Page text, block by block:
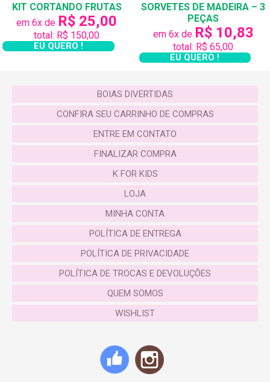
que você transforme o quarto do seu filho/filha em
um espaço de brincar…
Veja a seguir a importância dos brinquedos
A criançada vai amar ter dentro do quarto um
precisar ter muito espaço para isso! Nossos
produtos cabem e podem ser levados para
Com os brinquedos educativos de madeira da
KforYou você vai ficar tranquila enquanto faz as
coisas em casa e seu filho brinca! Sem falar que
pequeno (a)! Tenha os melhores momentos de
diversão e aprendizagem com seus filhos na
ESPECIFICAÇÕES
KIT CORTANDO FRUTAS
em 6x de R$ 25,00
total: R$ 150,00
EU QUERO !
SORVETES DE MADEIRA – 3
PEÇAS
em 6x de R$ 10,83
total: R$ 65,00
EU QUERO !
BOIAS DIVERTIDAS
CONFIRA SEU CARRINHO DE COMPRAS
ENTRE EM CONTATO
FINALIZAR COMPRA
K FOR KIDS
LOJA
MINHA CONTA
POLÍTICA DE ENTREGA
POLÍTICA DE PRIVACIDADE
POLÍTICA DE TROCAS E DEVOLUÇÕES
QUEM SOMOS
WISHLIST